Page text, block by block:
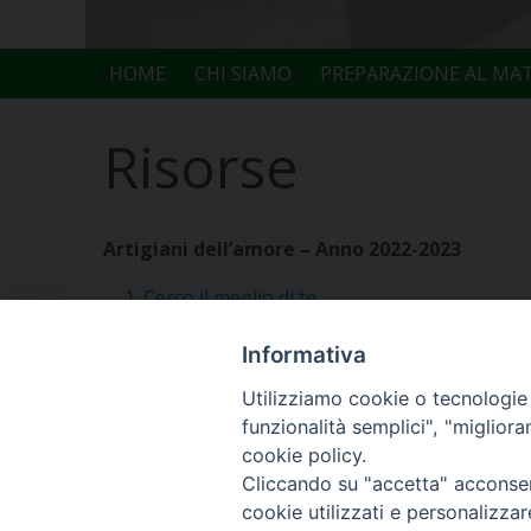
HOME CHI SIAMO PREPARAZIONE AL
Risorse
Artigiani dell’amore – Anno 2022-2023
Cerco il meglio di te
Dentro l’abitudine essenziale
Il senso della compassione
L’altro mi è più vicino del cibo
Informativa
Utilizziamo cookie o
funzionalità semplici",
cookie policy.
Cliccando su "accetta"
cookie utilizzati e